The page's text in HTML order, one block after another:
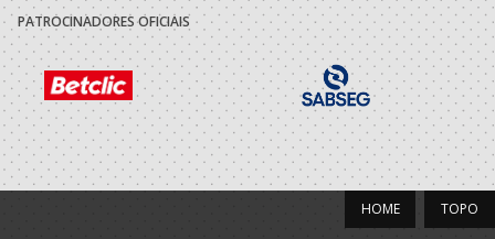
A.A. Lisboa
Sport Lisboa
Benfica
Seniores F
F.A.P.
Selecções
Nacionais
Femininas
Seniores F
2021/22
PATROCINADORES OFICIAIS
TOPO
HOME